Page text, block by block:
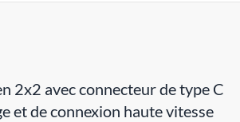
2x2 avec connecteur de type C
et de connexion haute vitesse